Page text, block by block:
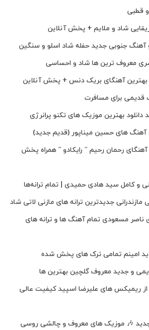
قطبی
شاد و ملایم + پخش آنلاین
آهنگ جنوبی جدید حفله شاد اسلو و سنگین
معروف ترین ها شاد و احساسی
بهترین آهنگای بریک دنس + پخش آنلاین
قدیمی برای مسافرت
بهترین موزیک های تکنو پرانرژی
آهنگ های حسین میناپور (قدیم جدید)
رحمان رحیم ” رایکادو ” همراه پخش
و کامل سید هادی حمیدی | تمام ترانه‌ها
مازندرانی جدیدترین ترانه های مازنی لاتی شاد
ناصر مسعودی تمام آهنگ‌ ها و ترانه‌ های
امینم تمامی ترک های پخش شده
و جدید معروف گلچین بهترین ها
از ریمیکس های علیرضا اسپید کیفیت عالی
🎶 موزیک‌ های معروف و چالشی روسی